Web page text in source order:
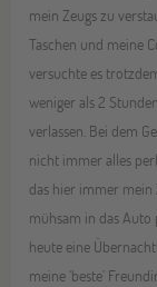
mein Zeugs zu
Taschen und meine
versuchte es
weniger als 2
verlassen. Bei dem
nicht immer alles
das hier immer mein
mühsam in das
heute eine
meine ‘beste’